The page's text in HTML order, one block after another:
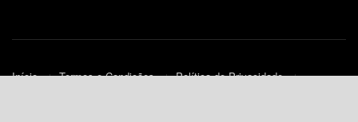
Início Termos e Condições
Política de Privacidade